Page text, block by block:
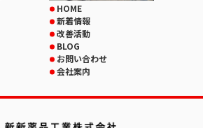
HOME
新着情報
改善活動
BLOG
お問い合わせ
会社案内